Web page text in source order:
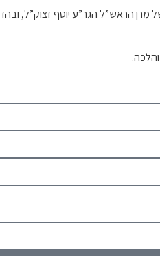
של מרן הראש”ל הגר”ע יוסף